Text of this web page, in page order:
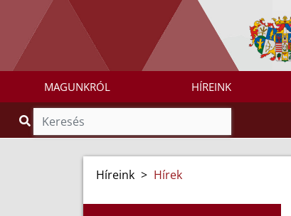
MAGUNKRÓL HÍREINK
Híreink > Hírek